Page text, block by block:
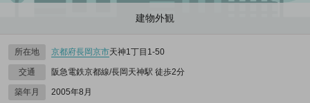
建物外観
所在地 京都府長岡京市天神1丁目1-50
交通 阪急電鉄京都線/長岡天神駅 徒歩2分
築年月 2005年8月